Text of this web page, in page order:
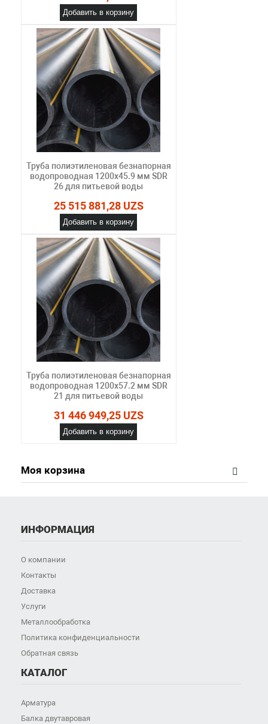
Добавить в корзину
Труба полиэтиленовая безнапорная
водопроводная 1200х45.9 мм SDR
26 для питьевой воды
25 515 881,28 UZS
Добавить в корзину
Труба полиэтиленовая безнапорная
водопроводная 1200х57.2 мм SDR
21 для питьевой воды
31 446 949,25 UZS
Добавить в корзину
Моя корзина
ИНФОРМАЦИЯ
О компании
Контакты
Доставка
Услуги
Металлообработка
Политика конфиденциальности
Обратная связь
КАТАЛОГ
Арматура
Балка двутавровая